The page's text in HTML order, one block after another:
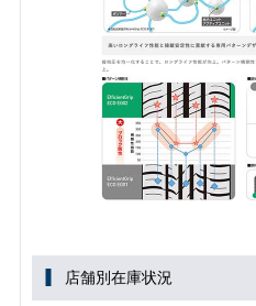
店舗別在庫状況